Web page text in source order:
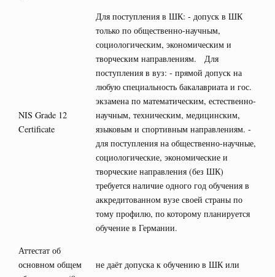
NIS Grade 12
Certificate
Для поступления в ШК: - допуск в ШК
только по общественно-научным,
социологическим, экономическим и
творческим направлениям. Для
поступления в вуз: - прямой допуск на
любую специальность бакалавриата и гос.
экзамена по математическим, естественно-
научным, техническим, медицинским,
языковым и спортивным направлениям. -
для поступления на общественно-научные,
социологические, экономические и
творческие направления (без ШК)
требуется наличие одного год обучения в
аккредитованном вузе своей страны по
тому профилю, по которому планируется
обучение в Германии.
Аттестат об
основном общем
не даёт допуска к обучению в ШК или